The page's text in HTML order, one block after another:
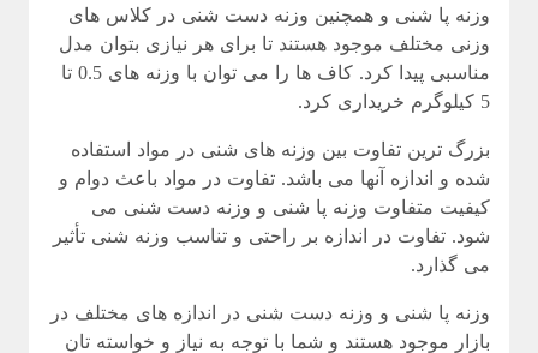
وزنه پا شنی و همچنین وزنه دست شنی در کلاس های
وزنی مختلف موجود هستند تا برای هر نیازی بتوان مدل
مناسبی پیدا کرد. کاف ها را می توان با وزنه های 0.5 تا
5 کیلوگرم خریداری کرد.
بزرگ ترین تفاوت بین وزنه های شنی در مواد استفاده
شده و اندازه آنها می باشد. تفاوت در مواد باعث دوام و
کیفیت متفاوت وزنه پا شنی و وزنه دست شنی می
شود. تفاوت در اندازه بر راحتی و تناسب وزنه شنی تأثیر
می گذارد.
وزنه پا شنی و وزنه دست شنی در اندازه های مختلف در
بازار موجود هستند و شما با توجه به نیاز و خواسته تان